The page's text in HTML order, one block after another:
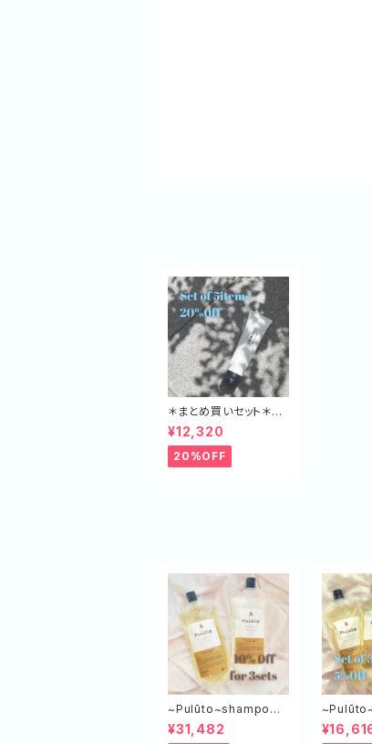
＊まとめ買いセット＊~P
ulūto~ケアミルク+ 5
本セット
¥12,320
20%OFF
~Pulūto~shampoo＆
treatment エコボトル
（SP×3,TR×3）
¥31,482
（SP×２